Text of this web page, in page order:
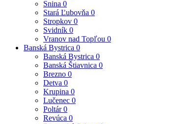
Snina 0
Stará Ľubovňa 0
Stropkov 0
Svidník 0
Vranov nad Topľou 0
Banská Bystrica 0
Banská Bystrica 0
Banská Štiavnica 0
Brezno 0
Detva 0
Krupina 0
Lučenec 0
Poltár0
Revúca 0